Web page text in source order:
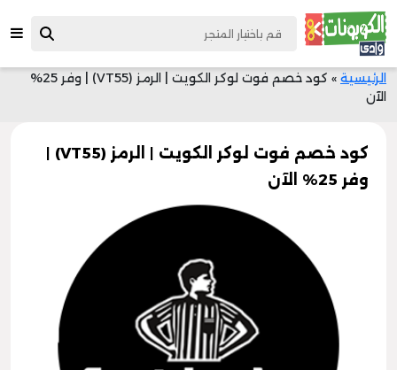
الرئيسية »
كود خصم فوت لوكر الكويت | الرمز (VT55) | وفر 25%
الآن
كود خصم فوت لوكر الكويت | الرمز (VT55) |
وفر 25% الآن